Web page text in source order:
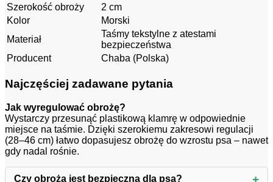
Szerokość obroży
2 cm
Kolor
Morski
Materiał
Taśmy tekstylne z atestami
bezpieczeństwa
Producent
Chaba (Polska)
Najczęściej zadawane pytania
Jak wyregulować obrożę?
Wystarczy przesunąć plastikową klamrę w odpowiednie
miejsce na taśmie. Dzięki szerokiemu zakresowi regulacji
(28–46 cm) łatwo dopasujesz obrożę do wzrostu psa – nawet
gdy nadal rośnie.
Czy obroża jest bezpieczna dla psa?